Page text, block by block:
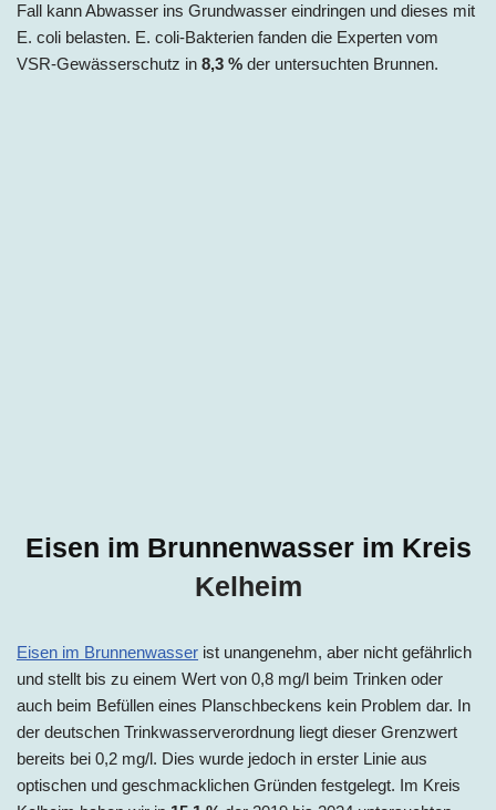
Fall kann Abwasser ins Grundwasser eindringen und dieses mit
E. coli belasten. E. coli-Bakterien fanden die Experten vom
VSR-Gewässerschutz in 8,3 % der untersuchten Brunnen.
Eisen im Brunnenwasser im Kreis
Kelheim
Eisen im Brunnenwasser ist unangenehm, aber nicht gefährlich
und stellt bis zu einem Wert von 0,8 mg/l beim Trinken oder
auch beim Befüllen eines Planschbeckens kein Problem dar. In
der deutschen Trinkwasserverordnung liegt dieser Grenzwert
bereits bei 0,2 mg/l. Dies wurde jedoch in erster Linie aus
optischen und geschmacklichen Gründen festgelegt. Im Kreis